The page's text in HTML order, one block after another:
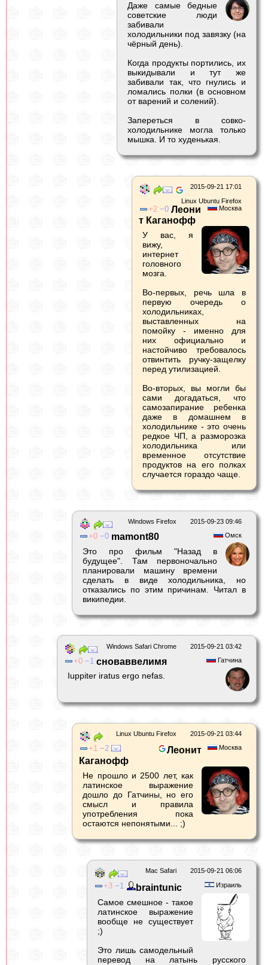
Даже самые бедные
советские люди
забивали
холодильники под завязку (на
чёрный день).
Когда продукты портились, их
выкидывали и тут же
забивали так, что гнулись и
ломались полки (в основном
от варений и солений).
Запереться в совко-
холодильнике могла только
мышка. И то худенькая.
2015-09-21 17:01
Linux Ubuntu Firefox
Москва
2 0 Леони
т Каганофф
У вас, я
вижу,
интернет
головного
мозга.
Во-первых, речь шла в
первую очередь о
холодильниках,
выставленных на
помойку - именно для
них официально и
настойчиво требовалось
отвинтить ручку-защелку
перед утилизацией.
Во-вторых, вы могли бы
сами догадаться, что
самозапирание ребенка
даже в домашнем в
холодильнике - это очень
редкое ЧП, а разморозка
холодильника или
временное отсутствие
продуктов на его полках
случается гораздо чаще.
2015-09-23 09:46
Windows Firefox
Омск
0 0 mamont80
Это про фильм "Назад в
будущее". Там первоночально
планировали машину времени
сделать в виде холодильника, но
отказались по этим причинам. Читал в
википедии.
2015-09-21 03:42
Windows Safari Chrome
Гатчина
0 1 сноваввелимя
Iuppiter iratus ergo nefas.
2015-09-21 03:44
Linux Ubuntu Firefox
Москва
1 2
Леонит
Каганофф
Не прошло и 2500 лет, как
латинское выражение
дошло до Гатчины, но его
смысл и правила
употребления пока
остаются непонятыми... ;)
2015-09-21 06:06
Mac Safari
Израиль
3 1 braintunic
Самое смешное - такое
латинское выражение
вообще не существует
;)
Это лишь самодельный
перевод на латынь русского